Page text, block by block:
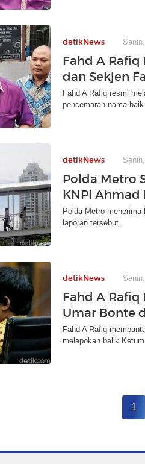
detikNews
Fahd A Rafiq
dan Sekjen
Fahd A Rafiq resmi
pencemaran nama baik.
detikNews
Polda Metro
KNPI Ahmad
Polda Metro
laporan tersebut.
detikNews
Fahd A Rafiq
Umar Bonte
Fahd A Rafiq
melapokan balik
1